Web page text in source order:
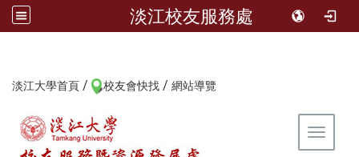
淡江校友服務處
淡江大學首頁 / 校友會快找 / 網站導覽
Toggle